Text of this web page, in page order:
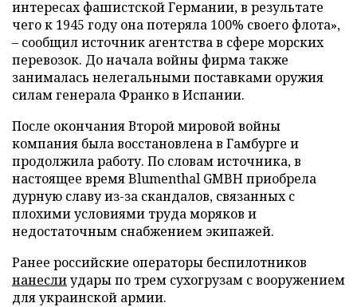
интересах фашистской Германии, в результате
чего к 1945 году она потеряла 100% своего флота»,
– сообщил источник агентства в сфере морских
перевозок. До начала войны фирма также
занималась нелегальными поставками оружия
силам генерала Франко в Испании.
После окончания Второй мировой войны
компания была восстановлена в Гамбурге и
продолжила работу. По словам источника, в
настоящее время Blumenthal GMBH приобрела
дурную славу из-за скандалов, связанных с
плохими условиями труда моряков и
недостаточным снабжением экипажей.
Ранее российские операторы беспилотников
нанеслиудары по трем сухогрузам с вооружением
для украинской армии.